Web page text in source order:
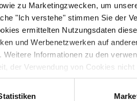
zu Marketingzwecken, um
"Ich verstehe" stimmen Sie der
ermittelten Nutzungsdaten
und Werbenetzwerken auf
Informationen zu den
der Verwendung von Cookies nicht
Nachbehandlungen. Falls es aber
kommen sollte, kann man
wieder säubern.